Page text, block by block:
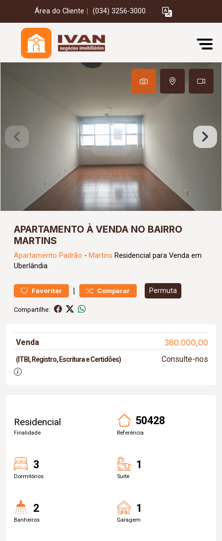
Área do Cliente (034) 3256-3000
APARTAMENTO À VENDA NO BAIRRO
MARTINS
Apartamento Padrão - Martins Residencial para Venda em
Uberlândia
Favoritar | Comparar Permuta
Compartilhe:
Venda 380.000,00
(ITBI, Registro, Escritura e Certidões) Consulte-nos
Residencial
Finalidade
50428
Referência
3
Dormitórios
1
Suite
2
Banheiros
1
Garagem